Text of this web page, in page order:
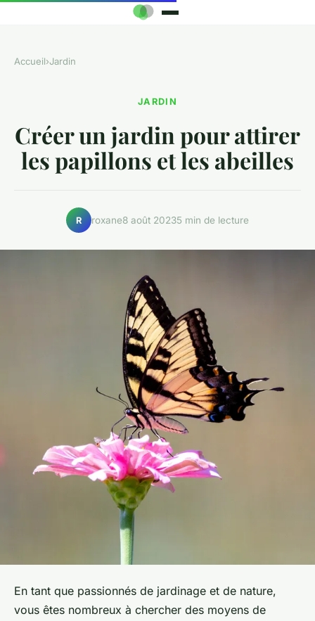
Accueil›Jardin
JARDIN
Créer un jardin pour attirer
les papillons et les abeilles
R roxane8 août 20235 min de lecture
En tant que passionnés de jardinage et de nature,
vous êtes nombreux à chercher des moyens de